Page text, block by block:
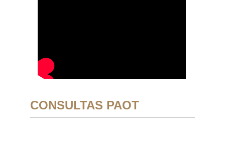
CONSULTAS PAOT